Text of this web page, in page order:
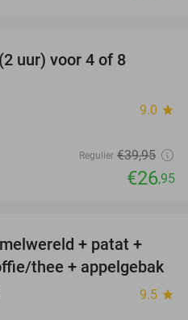
uur) voor 4 of 8
9.0 star
Regulier €39,95
€26,95
23%
+ patat +
thee + appelgebak
9.5 star